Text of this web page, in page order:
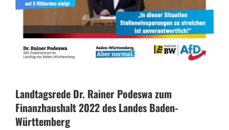
Landtagsrede Dr. Rainer Podeswa zum
Finanzhaushalt 2022 des Landes Baden-
Württemberg